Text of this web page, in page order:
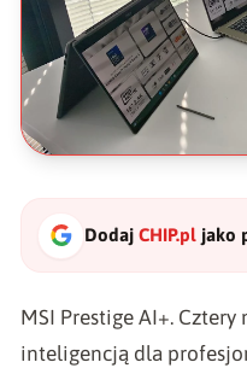
DodajCHIP.pl jako
MSI Prestige AI+.
inteligencją dla